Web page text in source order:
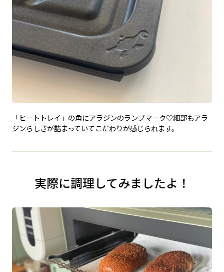
「ヒートトレイ」の角にアラジンのランプマーク♡細部もアラ
ジンらしさが詰まっていてこだわりが感じられます。
実際に調理してみましたよ！